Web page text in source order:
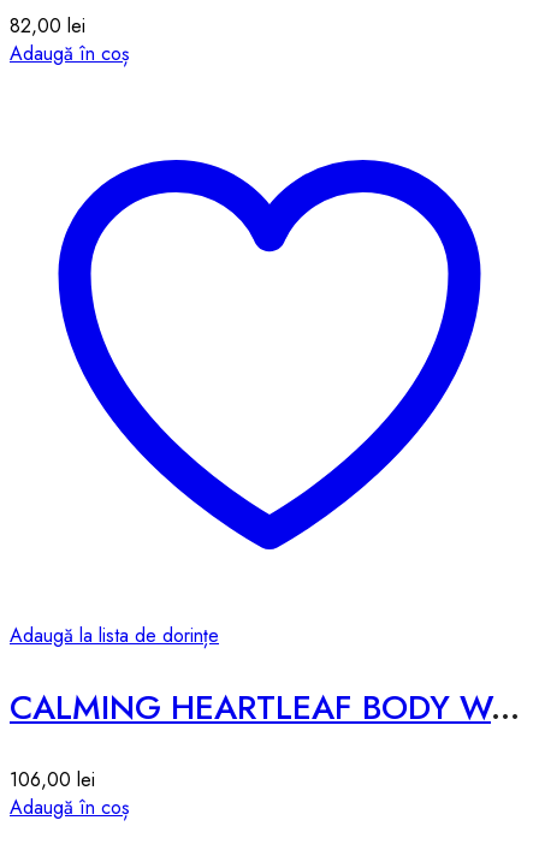
82,00 lei
Adaugă în coș
Adaugă la lista de dorințe
CALMING HEARTLEAF BODY WASH
106,00 lei
Adaugă în coș